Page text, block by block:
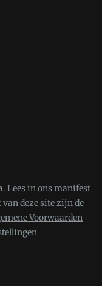
Lees inons manifest
deze site zijn de
Voorwaarden